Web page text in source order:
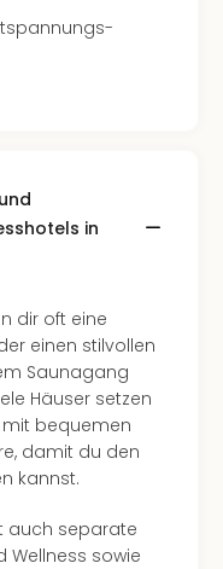
in
dir oft eine
einen stilvollen
Saunagang
Häuser setzen
bequemen
damit du den
kannst.
auch separate
Wellness sowie